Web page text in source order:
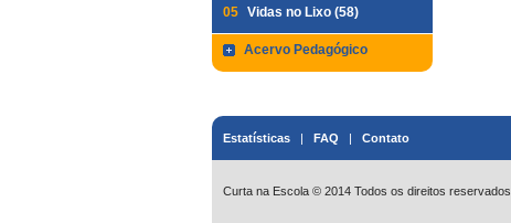
05 Vidas no Lixo (58)
Acervo Pedagógico
Estatísticas | FAQ | Contato
Curta na Escola © 2014 Todos os direitos reservados.